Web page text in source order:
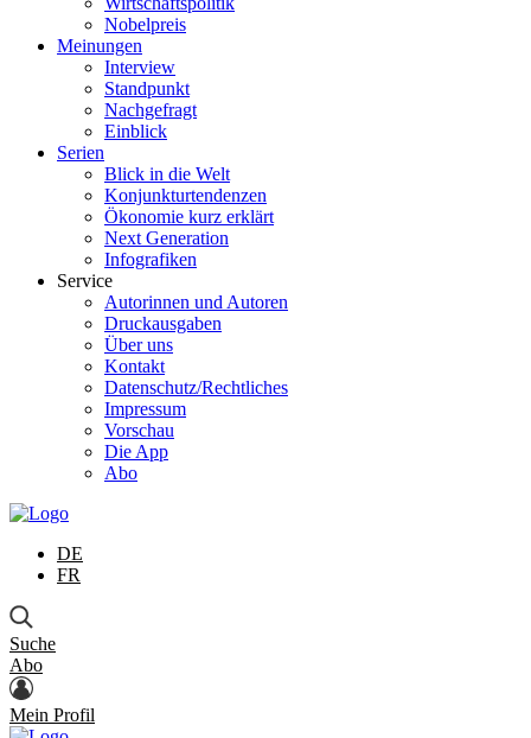
Nobelpreis
Meinungen
Interview
Standpunkt
Nachgefragt
Einblick
Serien
Blick in die Welt
Konjunkturtendenzen
Ökonomie kurz erklärt
Next Generation
Infografiken
Service
Autorinnen und Autoren
Druckausgaben
Über uns
Kontakt
Datenschutz/Rechtliches
Impressum
Vorschau
Die App
Abo
DE
FR
Suche
Abo
Mein Profil